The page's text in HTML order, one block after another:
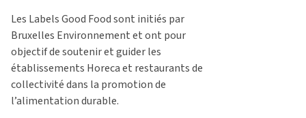
Les Labels Good Food sont initiés par
Bruxelles Environnement et ont pour
objectif de soutenir et guider les
établissements Horeca et restaurants de
collectivité dans la promotion de
l’alimentation durable.